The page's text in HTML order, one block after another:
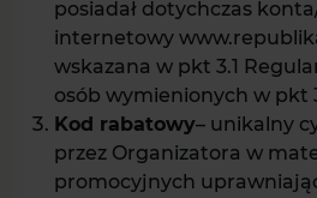
posiadał dotychczas
internetowy
wskazana w pkt 3.1
osób wymienionych w pkt
Kod rabatowy– unikalny
przez Organizatora w
promocyjnych